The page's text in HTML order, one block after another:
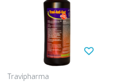
Travipharma